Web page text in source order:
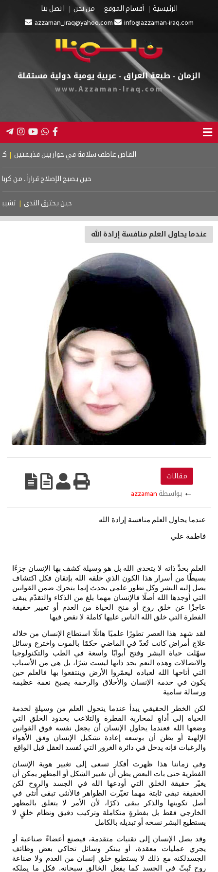
الرئيسية أقسام الموقع من نحن
اتصل بنا
azzaman_iraq@yahoo.com
info@azzaman-iraq.com
الزمان - طبعة العراق - عربية يومية دولية مستقلة
www.Azzaman-Iraq.com
القاص عاطف سلامة في حوار بين قذيفتين | كتاب
حين يصبح الإصلاح قراراً.. من
حين يحترق الندى | تشييع
عندما يحاول العلم منافسة إرادة الله
مقالات
← بواسطة azzaman
عندما يحاول العلم منافسة إرادة الله
فاطمة علي
العلم بحدِّ ذاته لا يتحدى الله بل هو وسيلة كشف بها الإنسان جزءًا
بسيطًا من أسرار هذا الكون الذي خلقه الله بإتقان فكل اكتشاف
يصل إليه البشر وكل تطور علمي يحدث إنما يتحرك ضمن القوانين
التي أوجدها الله أصلًا فالإنسان مهما بلغ من الذكاء والتقدّم يبقى
عاجزًا عن خلق روح أو منح الحياة من العدم أو تغيير حقيقة
الفطرة التي خلق الله الناس عليها كاملة لا نقص فيها
لقد شهد هذا العصر تطورًا علميًا هائلًا استطاع الإنسان من خلاله
علاج أمراض كانت تُعدّ في الماضي حكمًا بالموت واخترع وسائل
سهّلت حياة البشر وفتح أبوابًا واسعة في الطب والتكنولوجيا
والاتصالات وهذه النعم بحد ذاتها ليست شرًا، بل هي من الأسباب
التي أتاحها الله لعباده ليعمّروا الأرض وينتفعوا بها فالعلم حين
يكون في خدمة الإنسان والأخلاق والرحمة يصبح نعمة عظيمة
ورسالة سامية
لكن الخطر الحقيقي يبدأ عندما يتحول العلم من وسيلةٍ لخدمة
الحياة إلى أداةٍ لمحاربة الفطرة والتلاعب بحدود الخلق التي
وضعها الله فعندما يحاول الإنسان أن يجعل نفسه فوق القوانين
الإلهية أو يظن أن بوسعه إعادة تشكيل الإنسان وفق الأهواء
والرغبات فإنه يدخل في دائرة الغرور التي تُفسد العقل قبل الواقع
وفي زماننا هذا ظهرت أفكار تسعى إلى تغيير هوية الإنسان
الفطرية حتى بات البعض يظن أن تغيير الشكل أو المظهر يمكن أن
يغيّر حقيقة الخلق التي أودعها الله في الجسد والروح لكن
الحقيقة تبقى ثابتة مهما تغيّرت الظواهر فالأنثى تبقى أنثى في
أصل تكوينها والذكر يبقى ذكرًا، لأن الأمر لا يتعلق بالمظهر
الخارجي فقط بل بفطرةٍ متكاملة وتركيب دقيق ونظام خلقٍ لا
يستطيع البشر نسخه أو تبديله بالكامل
وقد يصل الإنسان إلى تقنيات متقدمة، فيصنع أعضاءً صناعية أو
يجري عمليات معقدة، أو يبتكر وسائل تحاكي بعض وظائف
الجسدلكنه مع ذلك لا يستطيع خلق إنسان من العدم ولا صناعة
روح تُبثّ في الجسد كما يفعل الخالق سبحانه. فكل ما يملكه